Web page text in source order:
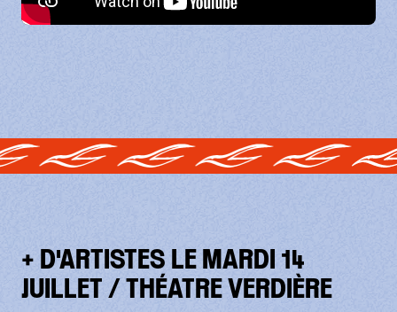
+ D'ARTISTES LE MARDI 14
JUILLET / THÉATRE VERDIÈRE